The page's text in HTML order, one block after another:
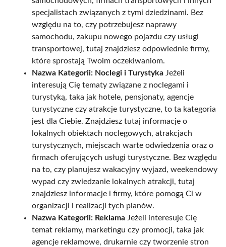
specjalistach związanych z tymi dziedzinami. Bez
względu na to, czy potrzebujesz naprawy
samochodu, zakupu nowego pojazdu czy usługi
transportowej, tutaj znajdziesz odpowiednie firmy,
które sprostają Twoim oczekiwaniom.
Nazwa Kategorii: Noclegi i Turystyka Jeżeli
interesują Cię tematy związane z noclegami i
turystyką, taka jak hotele, pensjonaty, agencje
turystyczne czy atrakcje turystyczne, to ta kategoria
jest dla Ciebie. Znajdziesz tutaj informacje o
lokalnych obiektach noclegowych, atrakcjach
turystycznych, miejscach warte odwiedzenia oraz o
firmach oferujących usługi turystyczne. Bez względu
na to, czy planujesz wakacyjny wyjazd, weekendowy
wypad czy zwiedzanie lokalnych atrakcji, tutaj
znajdziesz informacje i firmy, które pomogą Ci w
organizacji i realizacji tych planów.
Nazwa Kategorii: Reklama Jeżeli interesuje Cię
temat reklamy, marketingu czy promocji, taka jak
agencje reklamowe, drukarnie czy tworzenie stron